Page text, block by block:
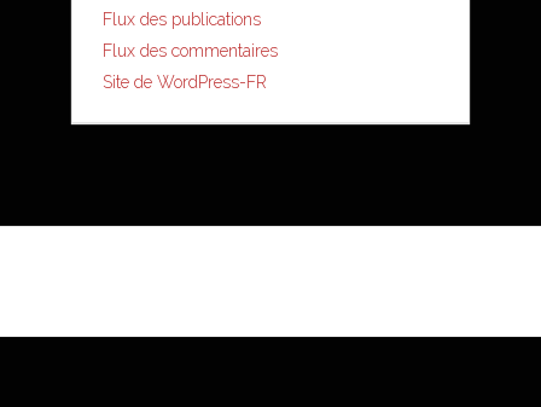
Flux des publications
Flux des commentaires
Site de WordPress-FR